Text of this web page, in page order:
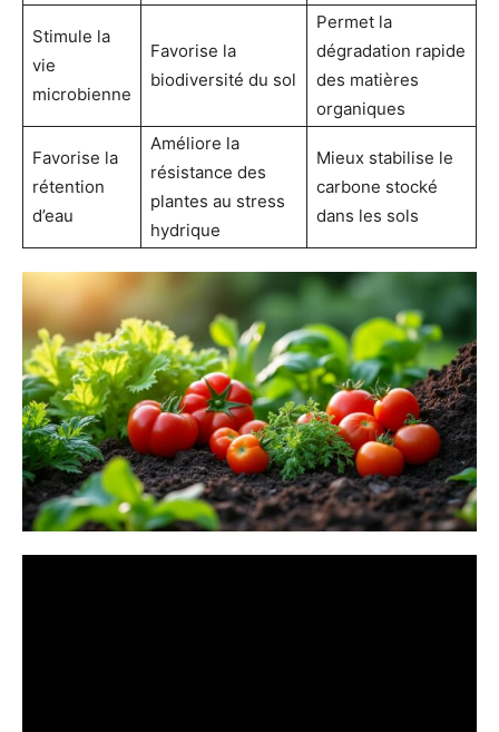
Stimule la
vie
microbienne
Favorise la
biodiversité du sol
Permet la
dégradation rapide
des matières
organiques
Favorise la
rétention
d’eau
Améliore la
résistance des
plantes au stress
hydrique
Mieux stabilise le
carbone stocké
dans les sols